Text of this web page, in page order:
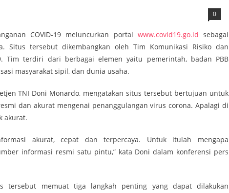
0
COVID-19 meluncurkan portal www.covid19.go.id sebagai
Situs tersebut dikembangkan oleh Tim Komunikasi Risiko dan
Tim terdiri dari berbagai elemen yaitu pemerintah, badan PBB
masyarakat sipil, dan dunia usaha.
TNI Doni Monardo, mengatakan situs tersebut bertujuan untuk
dan akurat mengenai penanggulangan virus corona. Apalagi di
akurat.
akurat, cepat dan terpercaya. Untuk itulah mengapa
informasi resmi satu pintu,” kata Doni dalam konferensi pers
tersebut memuat tiga langkah penting yang dapat dilakukan